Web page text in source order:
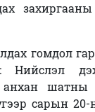
гомдол
Нийслэл
анхан шатны
сарын